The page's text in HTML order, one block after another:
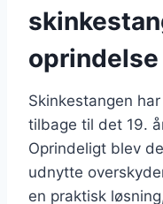
oprindelse
Skinkestangen
tilbage til det 19.
Oprindeligt blev
udnytte
en praktisk